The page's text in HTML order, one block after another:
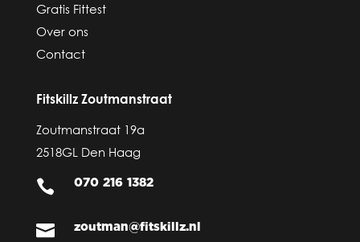
Gratis Fittest
Over ons
Contact
Fitskillz Zoutmanstraat
Zoutmanstraat 19a
2518GL Den Haag
 070 216 1382
 zoutman@fitskillz.nl